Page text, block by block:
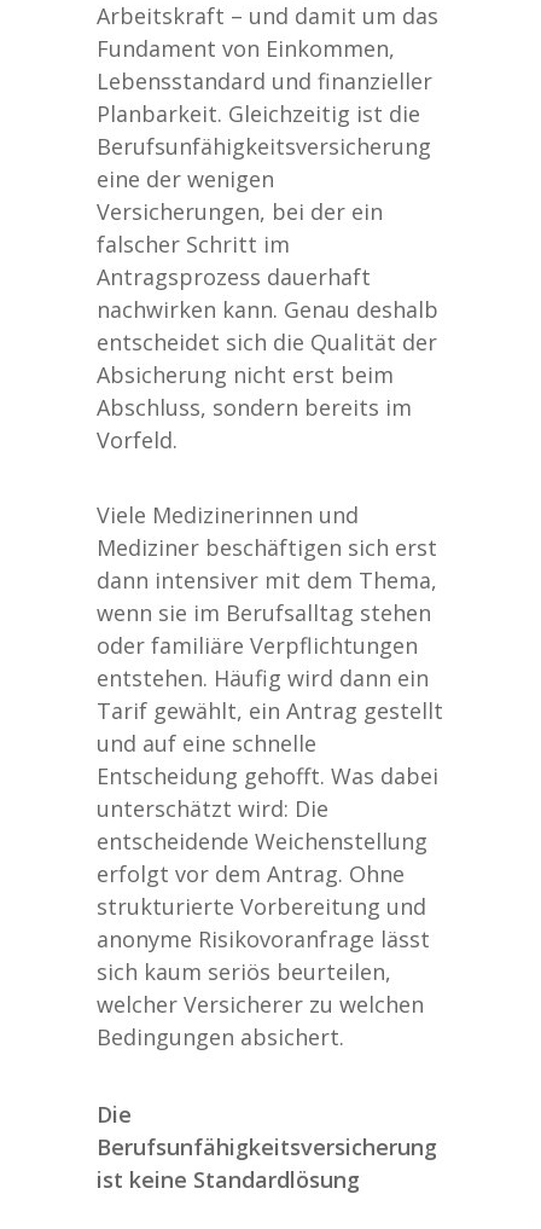
Arbeitskraft – und damit um das
Fundament von Einkommen,
Lebensstandard und finanzieller
Planbarkeit. Gleichzeitig ist die
Berufsunfähigkeitsversicherung
eine der wenigen
Versicherungen, bei der ein
falscher Schritt im
Antragsprozess dauerhaft
nachwirken kann. Genau deshalb
entscheidet sich die Qualität der
Absicherung nicht erst beim
Abschluss, sondern bereits im
Vorfeld.
Viele Medizinerinnen und
Mediziner beschäftigen sich erst
dann intensiver mit dem Thema,
wenn sie im Berufsalltag stehen
oder familiäre Verpflichtungen
entstehen. Häufig wird dann ein
Tarif gewählt, ein Antrag gestellt
und auf eine schnelle
Entscheidung gehofft. Was dabei
unterschätzt wird: Die
entscheidende Weichenstellung
erfolgt vor dem Antrag. Ohne
strukturierte Vorbereitung und
anonyme Risikovoranfrage lässt
sich kaum seriös beurteilen,
welcher Versicherer zu welchen
Bedingungen absichert.
Die
Berufsunfähigkeitsversicherung
ist keine Standardlösung